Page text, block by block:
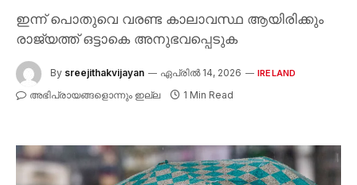
ഇന്ന് പൊതുവെ വരണ്ട കാലാവസ്ഥ ആയിരിക്കും
രാജ്യത്ത് ഒട്ടാകെ അനുഭവപ്പെടുക
By sreejithakvijayan ഏപ്രിൽ 14, 2026 IRELAND
അഭിപ്രായങ്ങളൊന്നും ഇല്ല 1 Min Read